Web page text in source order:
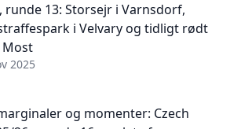
runde 13: Storsejr i Varnsdorf,
i Velvary og tidligt rødt
2025
og momenter: Czech